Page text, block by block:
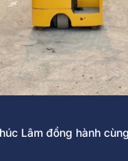
Lâm đồng hành